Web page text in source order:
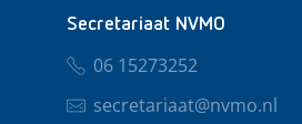
Secretariaat NVMO
06 15273252
secretariaat@nvmo.nl